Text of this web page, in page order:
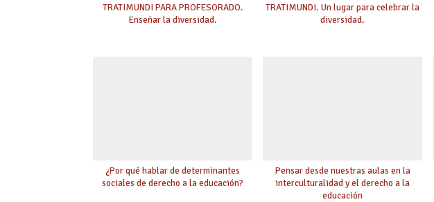
TRATIMUNDI PARA PROFESORADO.
Enseñar la diversidad.
TRATIMUNDI. Un lugar para celebrar la
diversidad.
¿Por qué hablar de determinantes
sociales de derecho a la educación?
Pensar desde nuestras aulas en la
interculturalidad y el derecho a la
educación